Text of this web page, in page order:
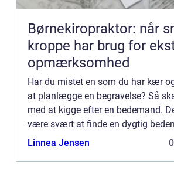
Børnekiropraktor: når
kroppe har brug for
opmærksomhed
Har du mistet en som du har kær
at planlægge en begravelse? Så
med at kigge efter en bedemand.
være svært at finde en dygtig
stole på og regne med. Det gør det
Linnea Jensen